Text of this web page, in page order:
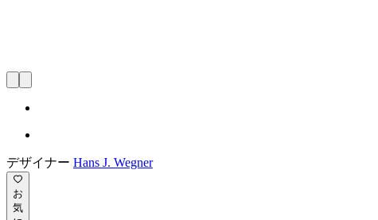
デザイナー Hans J. Wegner
お
気